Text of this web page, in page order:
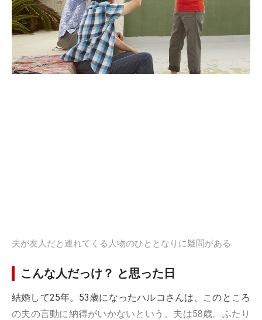
夫が友人だと連れてくる人物のひととなりに疑問がある
こんな人だっけ？ と思った日
結婚して25年。53歳になったハルコさんは、このところ
の夫の言動に納得がいかないという。夫は58歳。ふたり